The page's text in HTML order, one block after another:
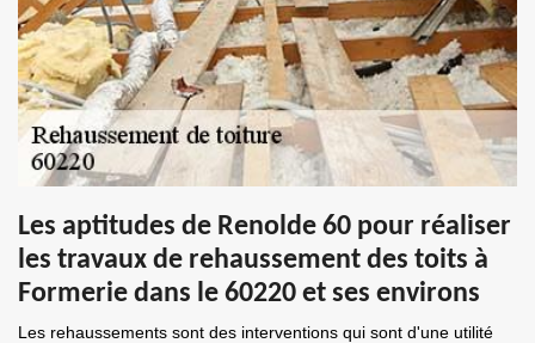
Les aptitudes de Renolde 60 pour réaliser
les travaux de rehaussement des toits à
Formerie dans le 60220 et ses environs
Les rehaussements sont des interventions qui sont d'une utilité